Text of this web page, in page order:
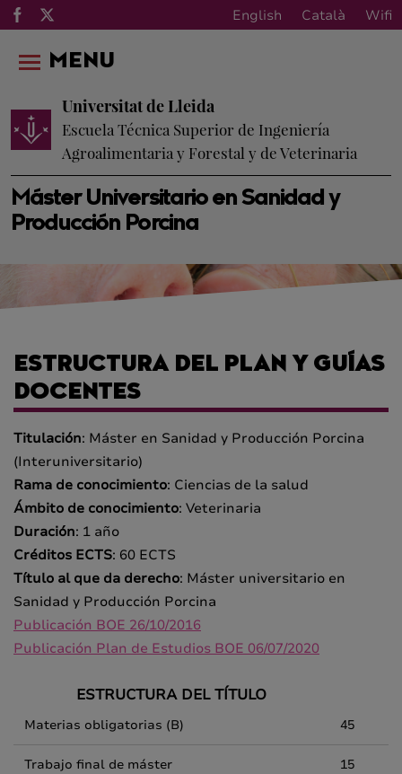
English Català Wifi
Máster Universitario en Sanidad y
Producción Porcina
Universitat de Lleida
Escuela Técnica Superior de Ingeniería
Agroalimentaria y Forestal y de Veterinaria
MENU
ESTRUCTURA DEL PLAN Y GUÍAS
DOCENTES
Titulación: Máster en Sanidad y Producción Porcina
(Interuniversitario)
Rama de conocimiento: Ciencias de la salud
Ámbito de conocimiento: Veterinaria
Duración: 1 año
Créditos ECTS: 60 ECTS
Título al que da derecho: Máster universitario en
Sanidad y Producción Porcina
Publicación BOE 26/10/2016
Publicación Plan de Estudios BOE 06/07/2020
ESTRUCTURA DEL TÍTULO
Materias obligatorias (B) 45
Trabajo final de máster 15